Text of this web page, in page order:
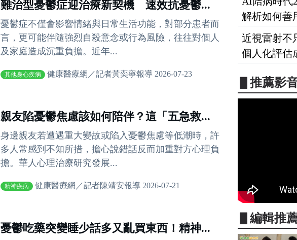
難治型憂鬱症迎治療新契機 速效抗憂鬱...
憂鬱症不僅會影響情緒與日常生活功能，對部分患者而
言，更可能伴隨強烈自殺意念或行為風險，往往對個人
及家庭造成沉重負擔。近年...
其他身心疾病 健康醫療網／記者黃奕寧報導 2026-07-23
親友陷憂鬱焦慮該如何陪伴？這「五急救...
身邊親友若遭遇重大變故或陷入憂鬱焦慮等低潮時，許
多人常感到不知所措，擔心說錯話反而加重對方心理負
擔。華人心理治療研究發展...
精神疾病 健康醫療網／記者陳靖安報導 2026-07-21
憂鬱吃藥突變睡少話多又亂買東西！精神...
解析如何善
近視雷射不
個人化評估
▋推薦影
▋編輯推